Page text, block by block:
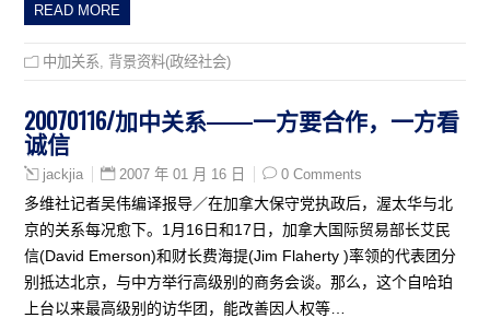
READ MORE
中加关系 背景资料(政经社会)
20070116/加中关系――一方要合作，一方看
诚信
jackjia 2007 年 01 月 16 日 0 Comments
多维社记者吴伟编译报导／在加拿大保守党执政后，渥太华与北
京的关系每况愈下。1月16日和17日，加拿大国际贸易部长艾民
信(David Emerson)和财长费海提(Jim Flaherty )率领的代表团分
别抵达北京，与中方举行高级别的商务会谈。那么，这个自哈珀
上台以来最高级别的访华团，能改善因人权等…